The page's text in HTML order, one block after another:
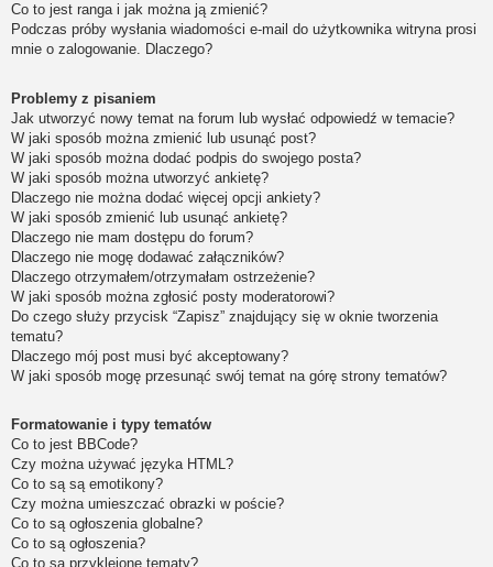
Co to jest ranga i jak można ją zmienić?
Podczas próby wysłania wiadomości e-mail do użytkownika witryna prosi
mnie o zalogowanie. Dlaczego?
Problemy z pisaniem
Jak utworzyć nowy temat na forum lub wysłać odpowiedź w temacie?
W jaki sposób można zmienić lub usunąć post?
W jaki sposób można dodać podpis do swojego posta?
W jaki sposób można utworzyć ankietę?
Dlaczego nie można dodać więcej opcji ankiety?
W jaki sposób zmienić lub usunąć ankietę?
Dlaczego nie mam dostępu do forum?
Dlaczego nie mogę dodawać załączników?
Dlaczego otrzymałem/otrzymałam ostrzeżenie?
W jaki sposób można zgłosić posty moderatorowi?
Do czego służy przycisk “Zapisz” znajdujący się w oknie tworzenia
tematu?
Dlaczego mój post musi być akceptowany?
W jaki sposób mogę przesunąć swój temat na górę strony tematów?
Formatowanie i typy tematów
Co to jest BBCode?
Czy można używać języka HTML?
Co to są są emotikony?
Czy można umieszczać obrazki w poście?
Co to są ogłoszenia globalne?
Co to są ogłoszenia?
Co to są przyklejone tematy?